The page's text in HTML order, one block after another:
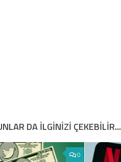
DA ILGINIZI ÇEKEBILIR...
0